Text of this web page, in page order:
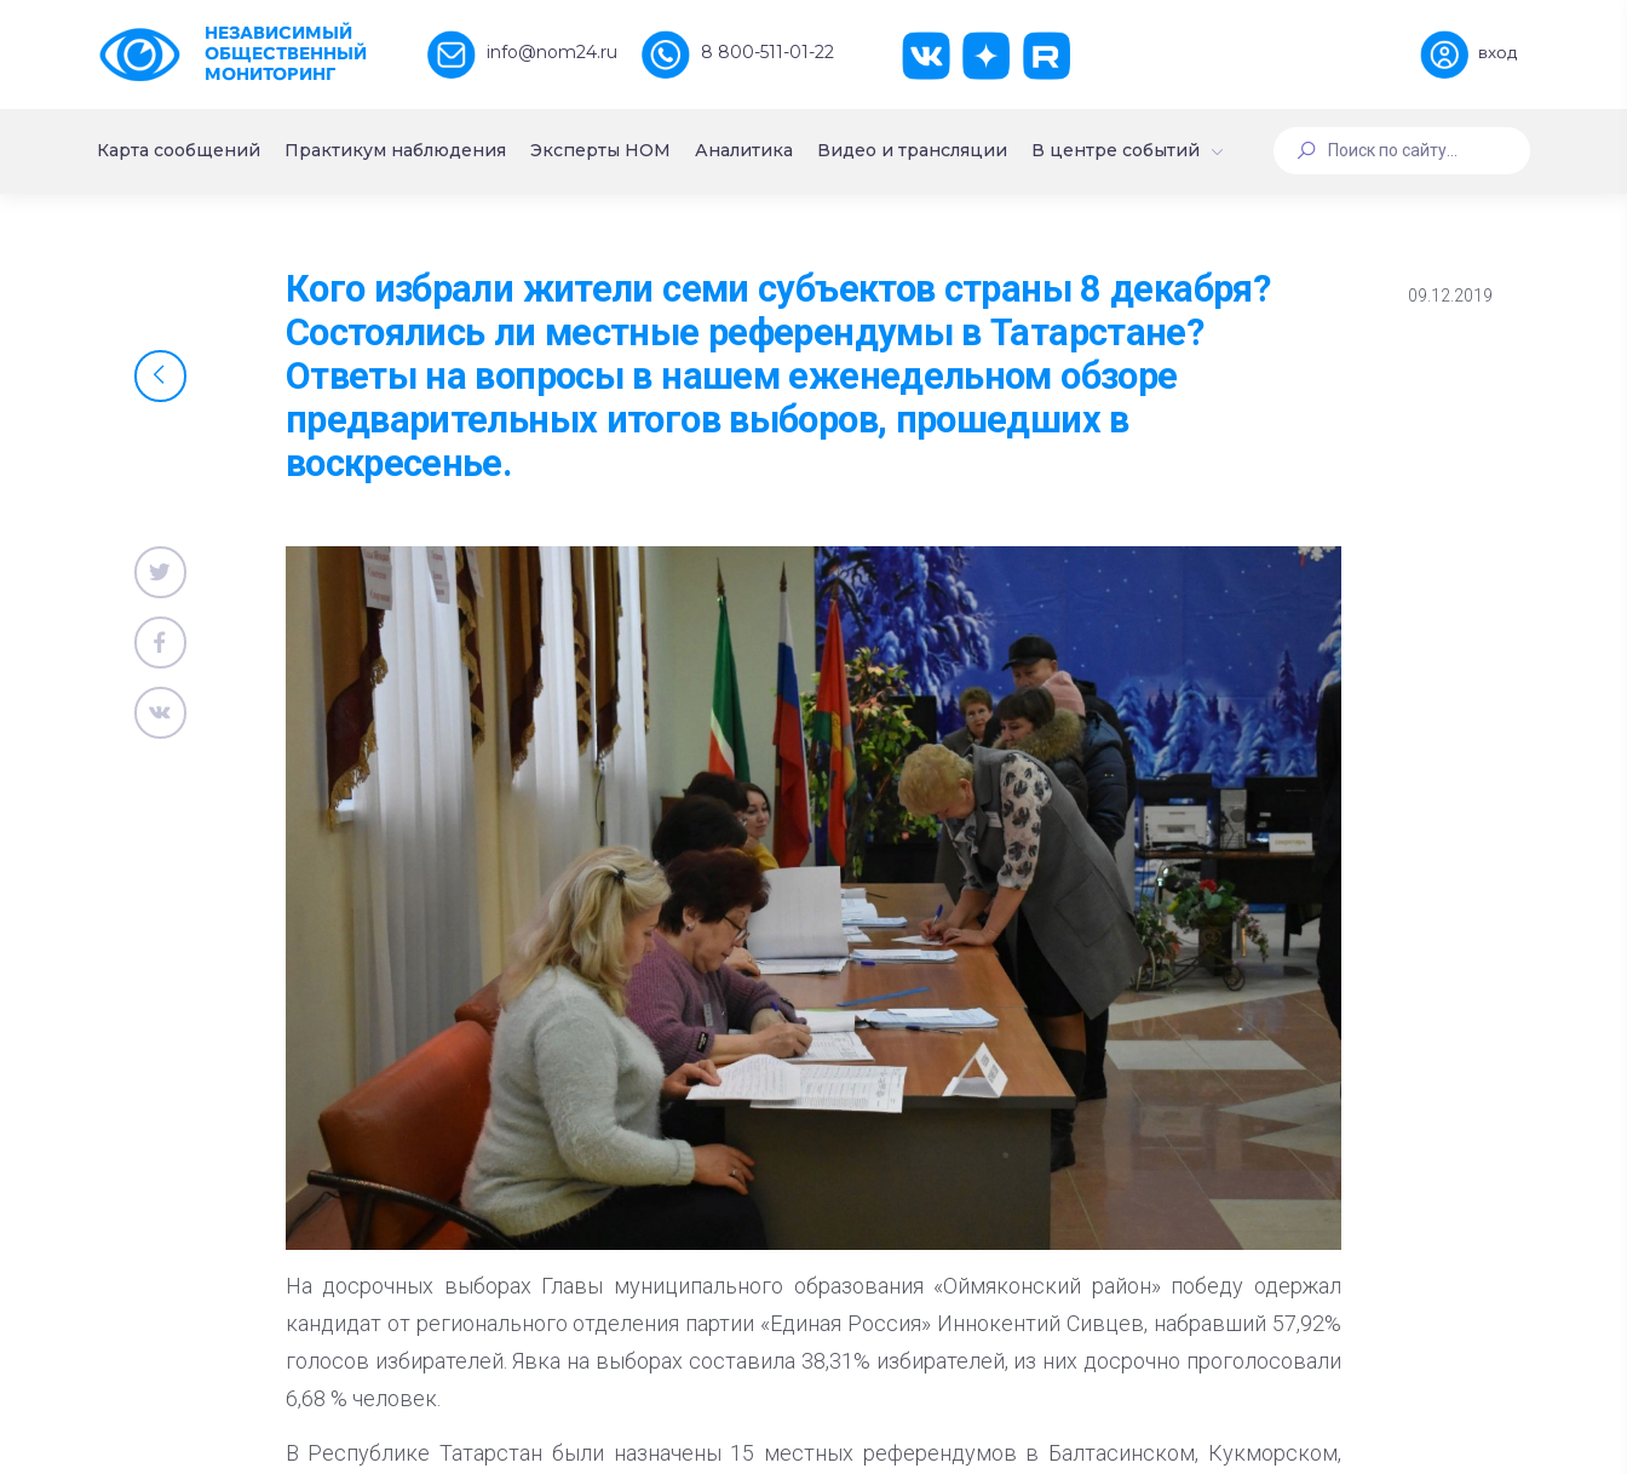
НЕЗАВИСИМЫЙ
ОБЩЕСТВЕННЫЙ
МОНИТОРИНГ
info@nom24.ru 8 800-511-01-22 вход
Карта сообщений Практикум наблюдения Эксперты НОМ Аналитика Видео и трансляции В центре событий
Кого избрали жители семи субъектов страны 8 декабря?
Состоялись ли местные референдумы в Татарстане?
Ответы на вопросы в нашем еженедельном обзоре
предварительных итогов выборов, прошедших в
воскресенье.
09.12.2019
На досрочных выборах Главы муниципального образования «Оймяконский район» победу одержал
кандидат от регионального отделения партии «Единая Россия» Иннокентий Сивцев, набравший 57,92%
голосов избирателей. Явка на выборах составила 38,31% избирателей, из них досрочно проголосовали
6,68 % человек.
В Республике Татарстан были назначены 15 местных референдумов в Балтасинском, Кукморском,